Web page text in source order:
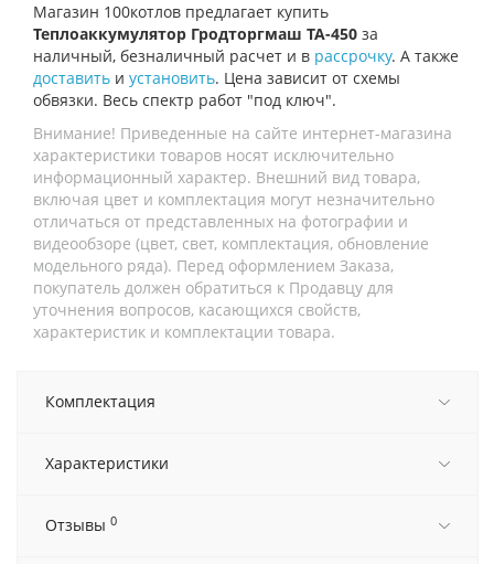
Магазин 100котлов предлагает купить
Теплоаккумулятор Гродторгмаш ТА-450 за
наличный, безналичный расчет и в рассрочку. А также
доставить и установить. Цена зависит от схемы
обвязки. Весь спектр работ "под ключ".
Внимание! Приведенные на сайте интернет-магазина
характеристики товаров носят исключительно
информационный характер. Внешний вид товара,
включая цвет и комплектация могут незначительно
отличаться от представленных на фотографии и
видеообзоре (цвет, свет, комплектация, обновление
модельного ряда). Перед оформлением Заказа,
покупатель должен обратиться к Продавцу для
уточнения вопросов, касающихся свойств,
характеристик и комплектации товара.
Комплектация
Характеристики
Отзывы 0